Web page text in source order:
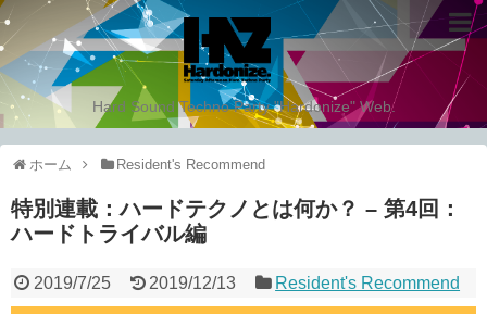
Hard Sound Techno Party "Hardonize" Web.
ホーム Resident's Recommend
特別連載：ハードテクノとは何か？ – 第4回：
ハードトライバル編
2019/7/25 2019/12/13 Resident's Recommend